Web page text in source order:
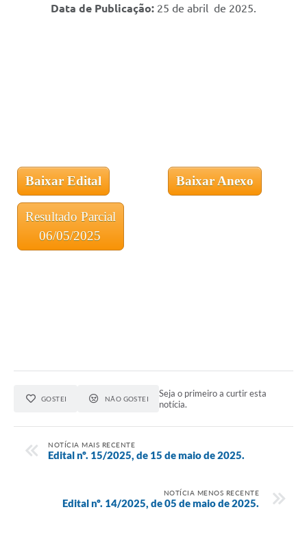
Data de Publicação: 25 de abril de 2025.
Baixar Edital Baixar Anexo
Resultado Parcial
​ 06/05/2025
GOSTEI NÃO GOSTEI
Seja o primeiro a curtir esta
notícia.
NOTÍCIA MAIS RECENTE
Edital nº. 15/2025, de 15 de maio de 2025.
NOTÍCIA MENOS RECENTE
Edital nº. 14/2025, de 05 de maio de 2025.